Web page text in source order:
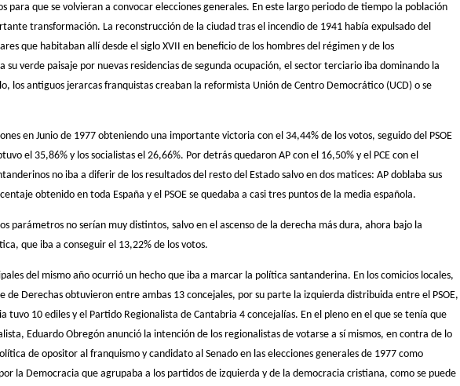
para que se volvieran a convocar elecciones generales. En este largo periodo de tiempo la población
transformación. La reconstrucción de la ciudad tras el incendio de 1941 había expulsado del
que habitaban allí desde el siglo XVII en beneficio de los hombres del régimen y de los
su verde paisaje por nuevas residencias de segunda ocupación, el sector terciario iba dominando la
los antiguos jerarcas franquistas creaban la reformista Unión de Centro Democrático (UCD) o se
en Junio de 1977 obteniendo una importante victoria con el 34,44% de los votos, seguido del PSOE
el 35,86% y los socialistas el 26,66%. Por detrás quedaron AP con el 16,50% y el PCE con el
no iba a diferir de los resultados del resto del Estado salvo en dos matices: AP doblaba sus
obtenido en toda España y el PSOE se quedaba a casi tres puntos de la media española.
parámetros no serían muy distintos, salvo en el ascenso de la derecha más dura, ahora bajo la
que iba a conseguir el 13,22% de los votos.
del mismo año ocurrió un hecho que iba a marcar la política santanderina. En los comicios locales,
de Derechas obtuvieron entre ambas 13 concejales, por su parte la izquierda distribuida entre el PSOE,
tuvo 10 ediles y el Partido Regionalista de Cantabria 4 concejalías. En el pleno en el que se tenía que
Eduardo Obregón anunció la intención de los regionalistas de votarse a sí mismos, en contra de lo
de opositor al franquismo y candidato al Senado en las elecciones generales de 1977 como
la Democracia que agrupaba a los partidos de izquierda y de la democracia cristiana, como se puede